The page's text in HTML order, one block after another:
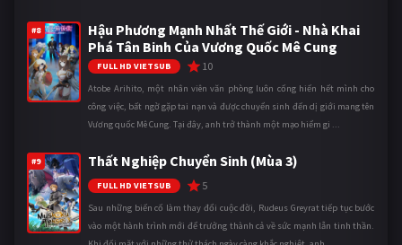
#8
Hậu Phương Mạnh Nhất Thế Giới - Nhà Khai
Phá Tân Binh Của Vương Quốc Mê Cung
FULL HD VIETSUB 10
Atobe Arihito, một nhân viên văn phòng luôn cống hiến hết mình cho
công việc, bất ngờ gặp tai nạn và được chuyển sinh đến dị giới mang tên
Vương quốc Mê Cung. Tại đây, anh trở thành một mạo hiểm gi ...
#9 Thất Nghiệp Chuyển Sinh (Mùa 3)
FULL HD VIETSUB 5
Sau những biến cố làm thay đổi cuộc đời, Rudeus Greyrat tiếp tục bước
vào một hành trình mới để trưởng thành cả về sức mạnh lẫn tinh thần.